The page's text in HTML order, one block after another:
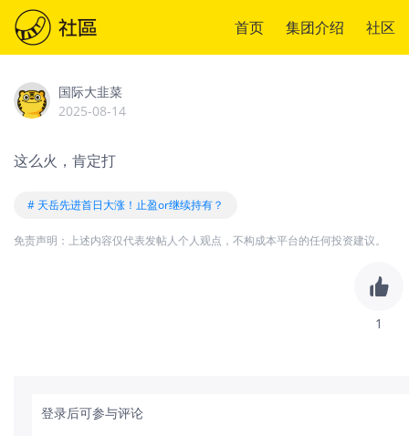
首页 集团介绍 社区
国际大韭菜
2025-08-14
这么火，肯定打
# 天岳先进首日大涨！止盈or继续持有？
免责声明：上述内容仅代表发帖人个人观点，不构成本平台的任何投资建议。
1
登录后可参与评论